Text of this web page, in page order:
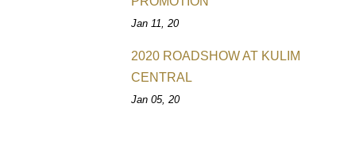
Jan 11, 20
2020 ROADSHOW AT KULIM
CENTRAL
Jan 05, 20